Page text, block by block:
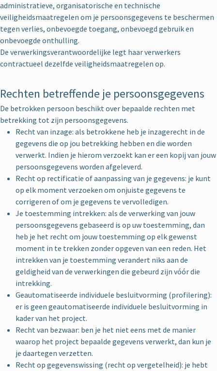
administratieve, organisatorische en technische
veiligheidsmaatregelen om je persoonsgegevens te beschermen
tegen verlies, onbevoegde toegang, onbevoegd gebruik en
onbevoegde onthulling.
De verwerkingsverantwoordelijke legt haar verwerkers
contractueel dezelfde veiligheidsmaatregelen op.
Rechten betreffende je persoonsgegevens
De betrokken persoon beschikt over bepaalde rechten met
betrekking tot zijn persoonsgegevens.
Recht van inzage: als betrokkene heb je inzagerecht in de
gegevens die op jou betrekking hebben en die worden
verwerkt. Indien je hierom verzoekt kan er een kopij van jouw
persoonsgegevens worden afgeleverd.
Recht op rectificatie of aanpassing van je gegevens: je kunt
op elk moment verzoeken om onjuiste gegevens te
corrigeren of om je gegevens te vervolledigen.
Je toestemming intrekken: als de verwerking van jouw
persoonsgegevens gebaseerd is op uw toestemming, dan
heb je het recht om jouw toestemming op elk gewenst
moment in te trekken zonder opgeven van een reden. Het
intrekken van je toestemming verandert niks aan de
geldigheid van de verwerkingen die gebeurd zijn vóór die
intrekking.
Geautomatiseerde individuele besluitvorming (profilering):
er is geen geautomatiseerde individuele besluitvorming in
kader van het project.
Recht van bezwaar: ben je het niet eens met de manier
waarop het project bepaalde gegevens verwerkt, dan kun je
je daartegen verzetten.
Recht op gegevenswissing (recht op vergetelheid): je hebt